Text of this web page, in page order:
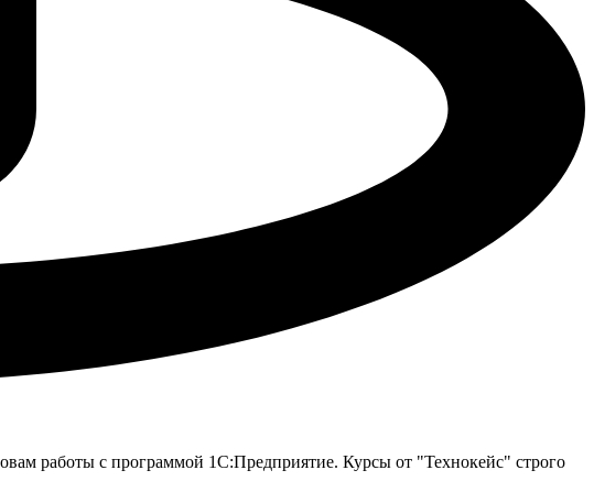
работы с программой 1С:Предприятие. Курсы от "Технокейс" строго